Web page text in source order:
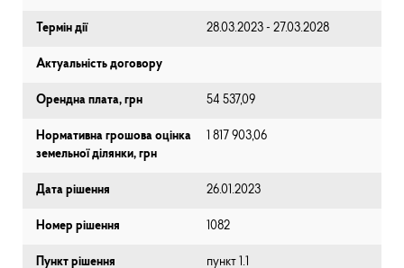
Термін дії 28.03.2023 - 27.03.2028
Актуальність договору
Орендна плата, грн 54 537,09
Нормативна грошова оцінка
земельної ділянки, грн
1 817 903,06
Дата рішення 26.01.2023
Номер рішення 1082
Пункт рішення пункт 1.1